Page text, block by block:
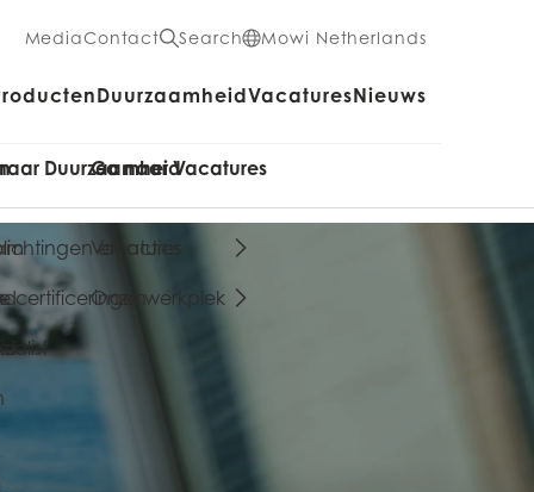
MediaContact Search Mowi Netherlands
Duurzaamheid
Duurzaamheid
en acties
certificeringen
Vacatures
Ga naar Vacatures
Vacatures
Onze werkplek
Nieuws